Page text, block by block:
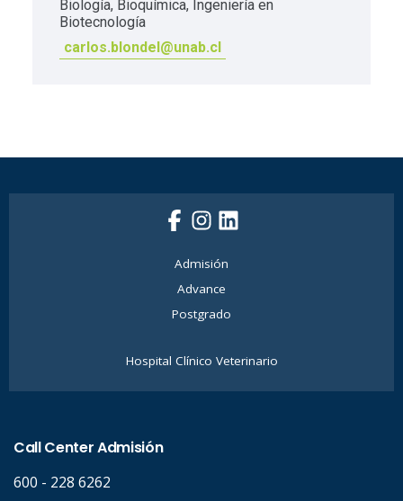
Biología, Bioquímica, Ingeniería en
Biotecnología
carlos.blondel@unab.cl